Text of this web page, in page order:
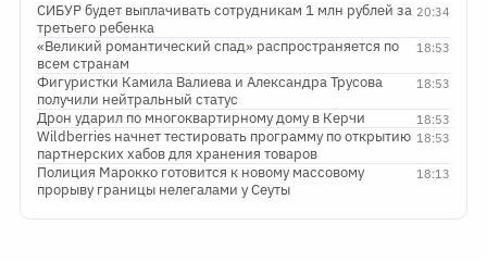
20:34
СИБУР будет выплачивать сотрудникам 1 млн рублей за
третьего ребенка
18:53
«Великий романтический спад» распространяется по
всем странам
18:53
Фигуристки Камила Валиева и Александра Трусова
получили нейтральный статус
18:53
Дрон ударил по многоквартирному дому в Керчи
18:53
Wildberries начнет тестировать программу по открытию
партнерских хабов для хранения товаров
18:13
Полиция Марокко готовится к новому массовому
прорыву границы нелегалами у Сеуты